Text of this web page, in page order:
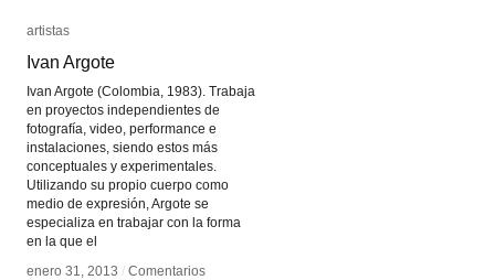
artistas
Ivan Argote
Ivan Argote (Colombia, 1983). Trabaja
en proyectos independientes de
fotografía, video, performance e
instalaciones, siendo estos más
conceptuales y experimentales.
Utilizando su propio cuerpo como
medio de expresión, Argote se
especializa en trabajar con la forma
en la que el
enero 31, 2013 / Comentarios
artistas
Ivan Argote
enero 31, 2013 / Comentarios